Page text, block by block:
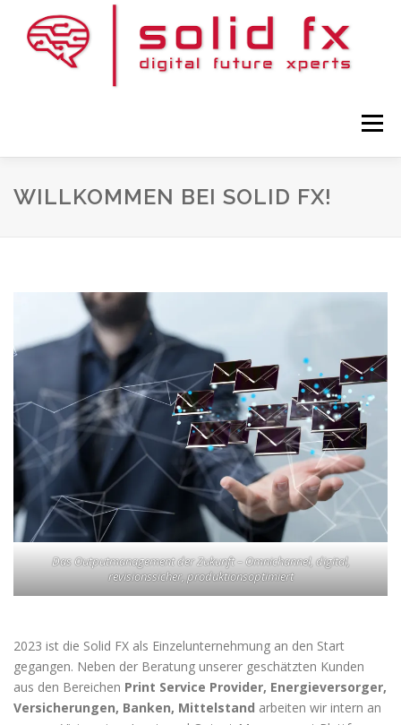
Inhalt
springen
Menü
HOME KONTAKT DATENSCHUTZ
WILLKOMMEN BEI SOLID FX!
Das Outputmanagement der Zukunft – Omnichannel, digital,
revisionssicher, produktionsoptimiert
2023 ist die Solid FX als Einzelunternehmung an den Start
gegangen. Neben der Beratung unserer geschätzten Kunden
aus den Bereichen Print Service Provider, Energieversorger,
Versicherungen, Banken, Mittelstand arbeiten wir intern an